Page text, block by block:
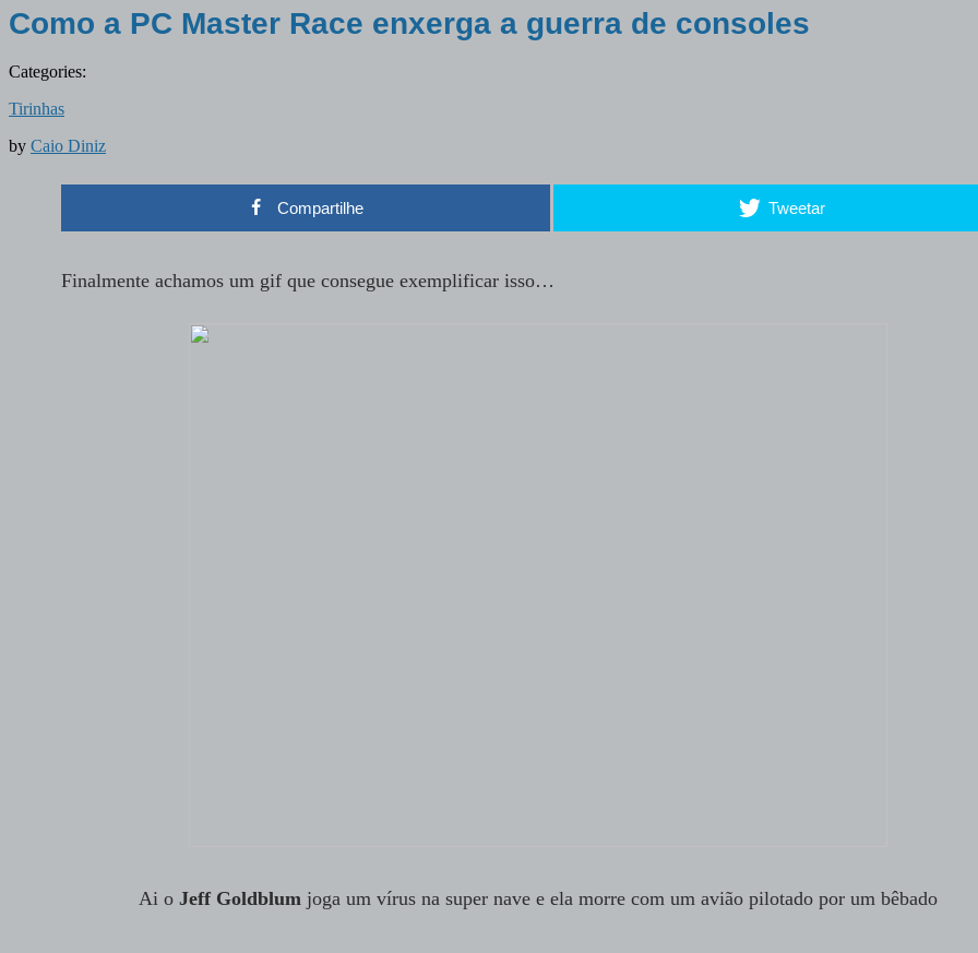
Como a PC Master Race enxerga a guerra de consoles
Categories:
Tirinhas
by Caio Diniz
Compartilhe Tweetar
Finalmente achamos um gif que consegue exemplificar isso…
Ai o Jeff Goldblum joga um vírus na super nave e ela morre com um avião pilotado por um bêbado